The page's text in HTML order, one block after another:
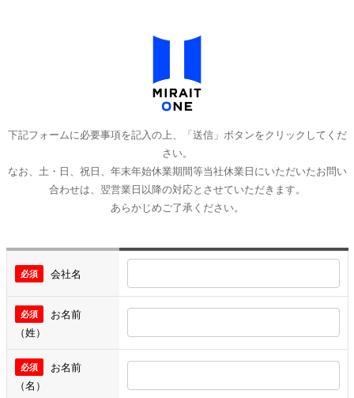
下記フォームに必要事項を記入の上、「送信」ボタンをクリックしてくだ
さい。
なお、土・日、祝日、年末年始休業期間等当社休業日にいただいたお問い
合わせは、翌営業日以降の対応とさせていただきます。
あらかじめご了承ください。
会社名
お名前
（姓）
お名前
（名）